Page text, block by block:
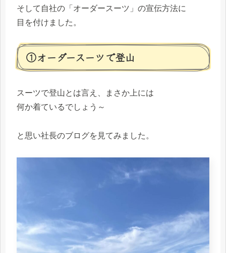
そして自社の「オーダースーツ」の宣伝方法に
目を付けました。
①オーダースーツで登山
スーツで登山とは言え、まさか上には
何か着ているでしょう～
と思い社長のブログを見てみました。